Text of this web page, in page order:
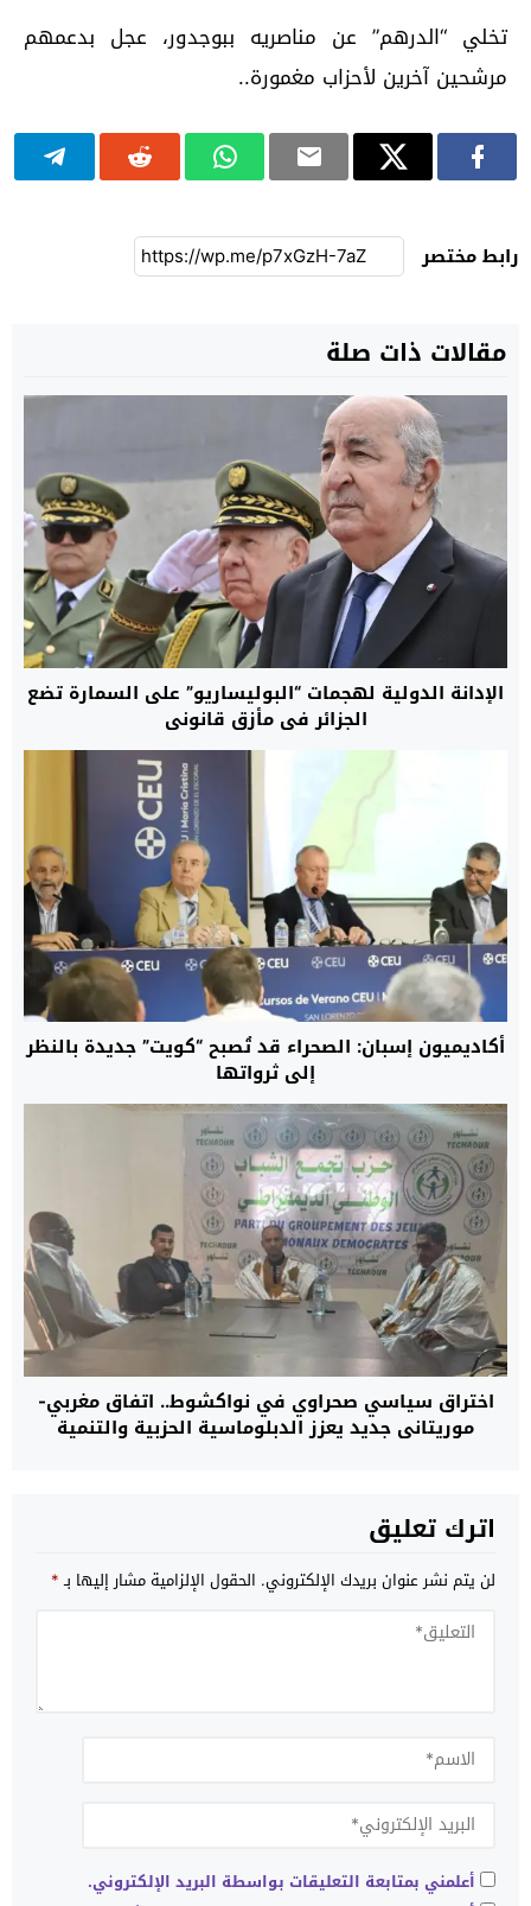
تخلي “الدرهم” عن مناصريه ببوجدور، عجل بدعمهم
مرشحين آخرين لأحزاب مغمورة..
رابط مختصر
مقالات ذات صلة
الإدانة الدولية لهجمات “البوليساريو” على السمارة تضع
الجزائر في مأزق قانوني
أكاديميون إسبان: الصحراء قد تُصبح “كويت” جديدة بالنظر
إلى ثرواتها
اختراق سياسي صحراوي في نواكشوط.. اتفاق مغربي-
موريتاني جديد يعزز الدبلوماسية الحزبية والتنمية
اترك تعليق
لن يتم نشر عنوان بريدك الإلكتروني. الحقول الإلزامية مشار إليها بـ*
أعلمني بمتابعة التعليقات بواسطة البريد الإلكتروني.